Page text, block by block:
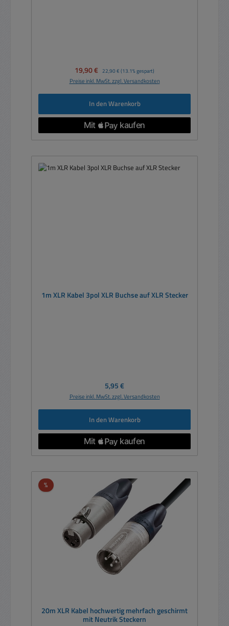
Verkaufspreis:
19,90 € Regulärer Preis:
22,90 € (13.1% gespart)
Preise inkl. MwSt. zzgl. Versandkosten
In den Warenkorb
1m XLR Kabel 3pol XLR Buchse auf XLR Stecker
Regulärer Preis:
5,95 €
Preise inkl. MwSt. zzgl. Versandkosten
In den Warenkorb
%Rabatt
20m XLR Kabel hochwertig mehrfach geschirmt
mit Neutrik Steckern